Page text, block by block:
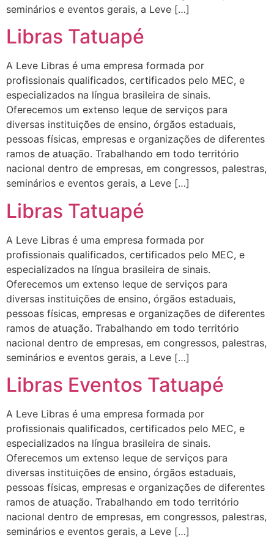
seminários e eventos gerais, a Leve […]
Libras Tatuapé
A Leve Libras é uma empresa formada por
profissionais qualificados, certificados pelo MEC, e
especializados na língua brasileira de sinais.
Oferecemos um extenso leque de serviços para
diversas instituições de ensino, órgãos estaduais,
pessoas físicas, empresas e organizações de diferentes
ramos de atuação. Trabalhando em todo território
nacional dentro de empresas, em congressos, palestras,
seminários e eventos gerais, a Leve […]
Libras Tatuapé
A Leve Libras é uma empresa formada por
profissionais qualificados, certificados pelo MEC, e
especializados na língua brasileira de sinais.
Oferecemos um extenso leque de serviços para
diversas instituições de ensino, órgãos estaduais,
pessoas físicas, empresas e organizações de diferentes
ramos de atuação. Trabalhando em todo território
nacional dentro de empresas, em congressos, palestras,
seminários e eventos gerais, a Leve […]
Libras Eventos Tatuapé
A Leve Libras é uma empresa formada por
profissionais qualificados, certificados pelo MEC, e
especializados na língua brasileira de sinais.
Oferecemos um extenso leque de serviços para
diversas instituições de ensino, órgãos estaduais,
pessoas físicas, empresas e organizações de diferentes
ramos de atuação. Trabalhando em todo território
nacional dentro de empresas, em congressos, palestras,
seminários e eventos gerais, a Leve […]